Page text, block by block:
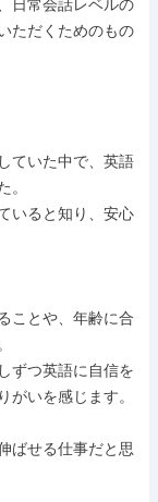
日常会話レベルの
ただくためのもの
ていた中で、英語
。
いると知り、安心
ことや、年齢に合
ずつ英語に自信を
がいを感じます。
ばせる仕事だと思